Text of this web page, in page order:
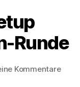
Runde
Kommentarezu